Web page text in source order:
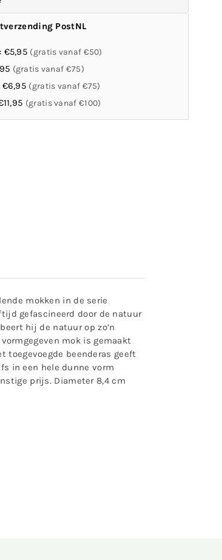
PostNL
(gratis vanaf €50)
(gratis vanaf €75)
(gratis vanaf €75)
(gratis vanaf €100)
mokken in de serie
gefascineerd door de natuur
hij de natuur op zo’n
mok is gemaakt
toegevoegde beenderas geeft
in een hele dunne vorm
prijs. Diameter 8,4 cm